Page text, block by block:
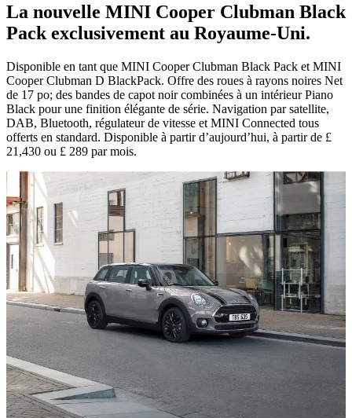
La nouvelle MINI Cooper Clubman Black
Pack exclusivement au Royaume-Uni.
Disponible en tant que MINI Cooper Clubman Black Pack et MINI
Cooper Clubman D BlackPack. Offre des roues à rayons noires Net
de 17 po; des bandes de capot noir combinées à un intérieur Piano
Black pour une finition élégante de série. Navigation par satellite,
DAB, Bluetooth, régulateur de vitesse et MINI Connected tous
offerts en standard. Disponible à partir d’aujourd’hui, à partir de £
21,430 ou £ 289 par mois.